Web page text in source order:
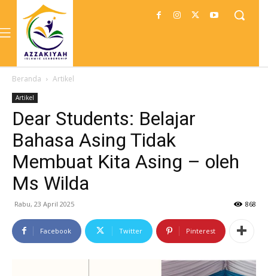
Beranda Artikel
Artikel
Dear Students: Belajar
Bahasa Asing Tidak
Membuat Kita Asing – oleh
Ms Wilda
Rabu, 23 April 2025 868
Facebook Twitter Pinterest